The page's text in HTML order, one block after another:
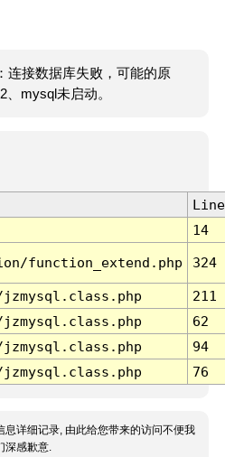
连接数据库失败，可能的原
mysql未启动。
Line
14
function_extend.php 324
211
62
94
76
息详细记录, 由此给您带来的访问不便我
深感歉意.